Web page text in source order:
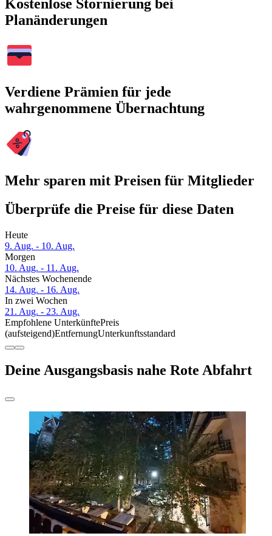
Kostenlose Stornierung bei
Planänderungen
Verdiene Prämien für jede
wahrgenommene Übernachtung
Mehr sparen mit Preisen für Mitglieder
Überprüfe die Preise für diese Daten
Heute
9. Aug. - 10. Aug.
Morgen
10. Aug. - 11. Aug.
Nächstes Wochenende
14. Aug. - 16. Aug.
In zwei Wochen
21. Aug. - 23. Aug.
Empfohlene UnterkünftePreis
(aufsteigend)EntfernungUnterkunftsstandard
Deine Ausgangsbasis nahe Rote Abfahrt